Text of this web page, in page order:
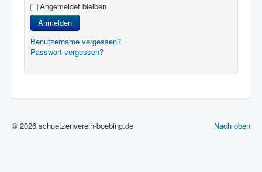
Angemeldet bleiben
Anmelden
Benutzername vergessen?
Passwort vergessen?
Nach oben
© 2026 schuetzenverein-boebing.de